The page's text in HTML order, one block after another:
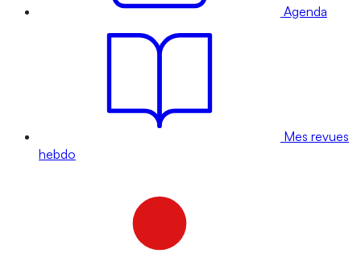
Agenda
Mes revues
hebdo